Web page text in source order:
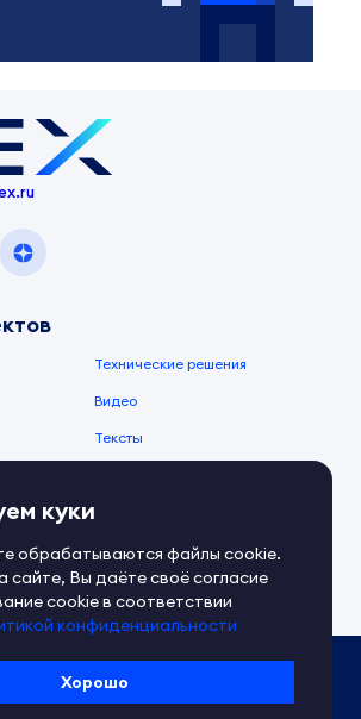
Технические решения
Видео
Тексты
Справочный центр
Обратная связь
ПД
куки
обрабатываются файлы cookie.
сайте, Вы даёте своё согласие
cookie в соответствии
конфиденциальности
Хорошо